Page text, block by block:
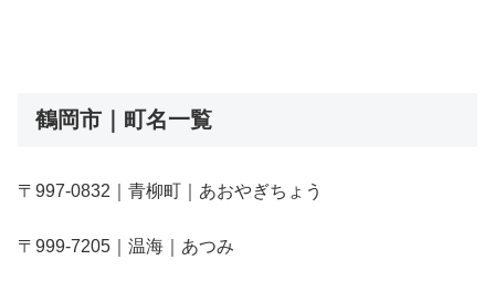
鶴岡市｜町名一覧
〒997-0832｜青柳町｜あおやぎちょう
〒999-7205｜温海｜あつみ